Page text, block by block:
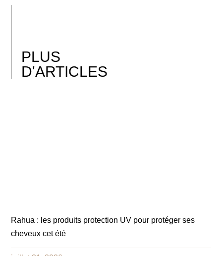
PLUS
D'ARTICLES
Rahua : les produits protection UV pour protéger ses
cheveux cet été